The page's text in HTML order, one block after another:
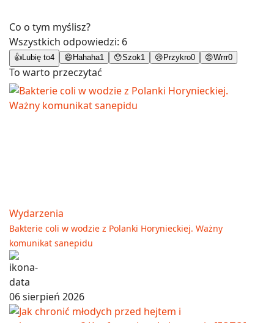
Co o tym myślisz?
Wszystkich odpowiedzi: 6
👍 Lubię to4 😄 Hahaha1 😯Szok1 😢 Przykro0 😡Wrrr0
To warto przeczytać
Wydarzenia
Bakterie coli w wodzie z Polanki Horynieckiej. Ważny
komunikat sanepidu
06 sierpień 2026